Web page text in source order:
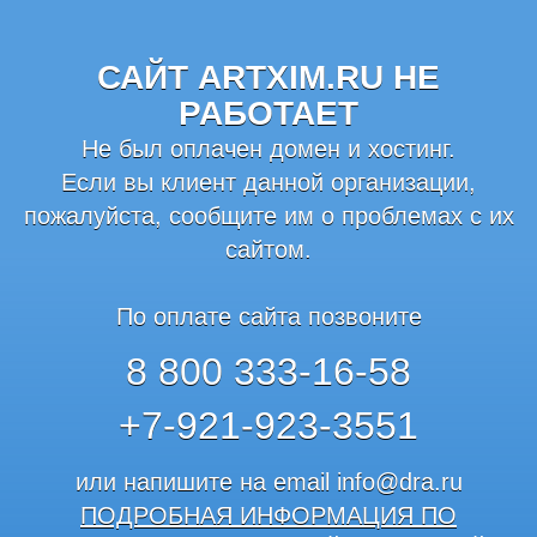
САЙТ ARTXIM.RU НЕ
РАБОТАЕТ
Не был оплачен домен и хостинг.
Если вы клиент данной организации,
пожалуйста, сообщите им о проблемах с их
сайтом.
По оплате сайта позвоните
8 800 333-16-58
+7-921-923-3551
или напишите на email info@dra.ru
ПОДРОБНАЯ ИНФОРМАЦИЯ ПО